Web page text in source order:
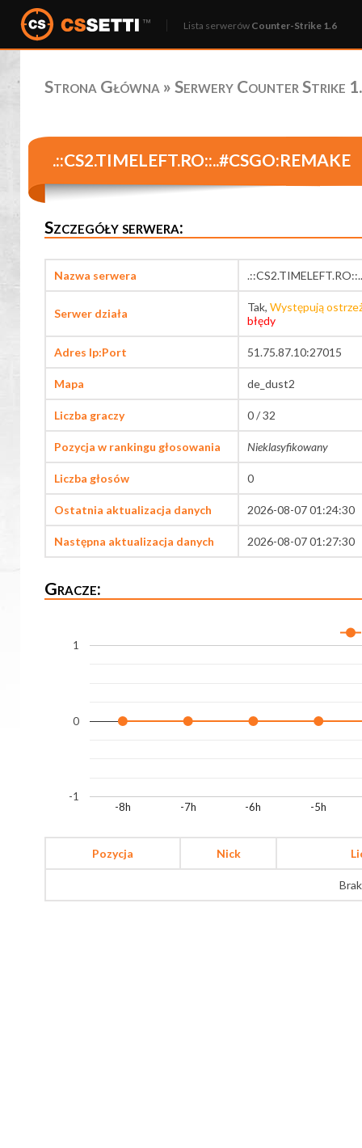
Lista serwerów Counter-Strike 1.6
Strona Główna » Serwery Counter Strike
.::CS2.TIMELEFT.RO::..#CSGO:REMAKE
Szczegóły serwera:
Nazwa serwera
Serwer działa Tak, Występują
błędy
Adres Ip:Port 51.75.87.10:27015
Mapa de_dust2
Liczba graczy 0 / 32
Pozycja w rankingu głosowania Nieklasyfikowany
Liczba głosów 0
Ostatnia aktualizacja danych 2026-08-07 01:24:30
Następna aktualizacja danych 2026-08-07 01:27:30
Gracze:
-8h -7h -6h -5h
-1
0
1
Pozycja Nick